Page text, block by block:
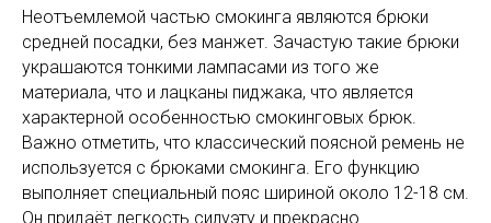
Неотъемлемой частью смокинга являются брюки
средней посадки, без манжет. Зачастую такие брюки
украшаются тонкими лампасами из того же
материала, что и лацканы пиджака, что является
характерной особенностью смокинговых брюк.
Важно отметить, что классический поясной ремень не
используется с брюками смокинга. Его функцию
выполняет специальный пояс шириной около 12-18 см.
Он придаёт легкость силуэту и прекрасно